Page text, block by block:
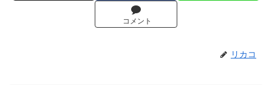
コメント
リカコ